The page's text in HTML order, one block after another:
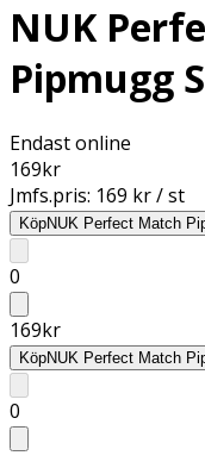
NUK
Pipmugg
Endast online
169kr
Jmfs.pris: 169 kr / st
KöpNUK Perfect Match
0
169kr
KöpNUK Perfect Match
0